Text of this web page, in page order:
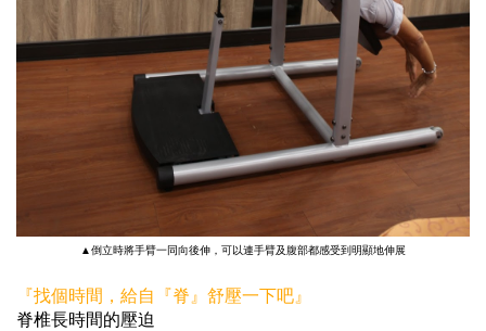
▲倒立時將手臂一同向後伸，可以連手臂及腹部都感受到明顯地伸展
『找個時間，給自『脊』舒壓一下吧』
脊椎長時間的壓迫